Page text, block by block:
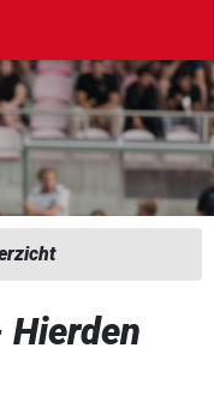
Hierden